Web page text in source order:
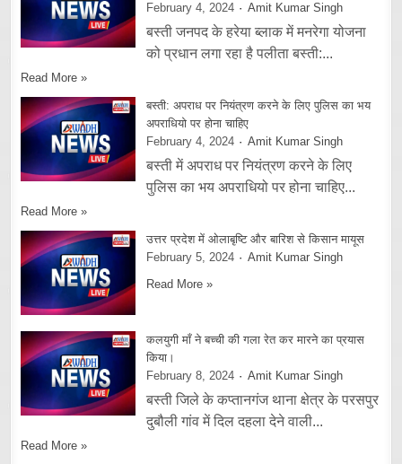
February 4, 2024
Amit Kumar Singh
बस्ती जनपद के हरेया ब्लाक में मनरेगा योजना
को प्रधान लगा रहा है पलीता बस्ती:...
Read More »
बस्ती: अपराध पर नियंत्रण करने के लिए पुलिस का भय
अपराधियो पर होना चाहिए
February 4, 2024
Amit Kumar Singh
बस्ती में अपराध पर नियंत्रण करने के लिए
पुलिस का भय अपराधियो पर होना चाहिए...
Read More »
उत्तर प्रदेश में ओलाबृष्टि और बारिश से किसान मायूस
February 5, 2024
Amit Kumar Singh
Read More »
कलयुगी माँ ने बच्ची की गला रेत कर मारने का प्रयास
किया।
February 8, 2024
Amit Kumar Singh
बस्ती जिले के कप्तानगंज थाना क्षेत्र के परसपुर
दुबौली गांव में दिल दहला देने वाली...
Read More »